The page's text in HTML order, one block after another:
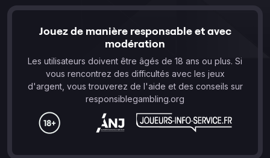
Jouez de manière responsable et avec
modération
Les utilisateurs doivent être âgés de 18 ans ou plus. Si
vous rencontrez des difficultés avec les jeux
d'argent, vous trouverez de l'aide et des conseils sur
responsiblegambling.org